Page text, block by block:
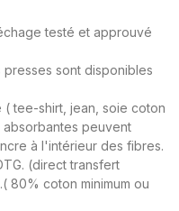
testé et approuvé
sont disponibles
tee-shirt, jean, soie coton
peuvent
à l'intérieur des fibres.
(direct transfert
80% coton minimum ou